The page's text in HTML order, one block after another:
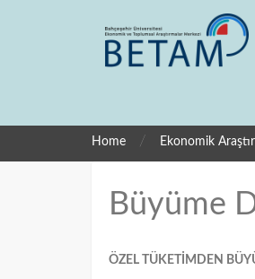
Home / Ekonomik
Büyüme
ÖZEL TÜKETİMDEN